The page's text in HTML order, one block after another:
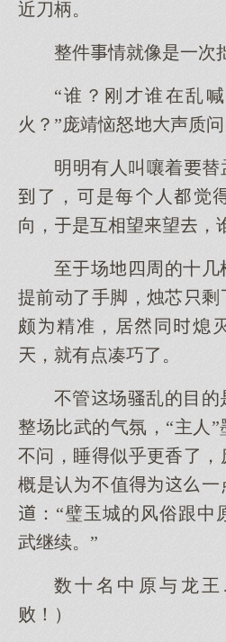
近刀柄。
整件情就像是一次
“谁？刚才谁在乱
火？”庞靖恼怒声质问
明明有人叫嚷着
了，是每人觉
向，是互相望望，
至场四周的十几
提前动了手脚，烛芯
颇精准，居同熄
，就有点凑巧了。
不管场乱的目的
整场比武的气氛，“主
不问，睡似乎更香了
概是认不值一
：“璧玉城的风俗跟
武继续。”
数十名中原与龙
败！）